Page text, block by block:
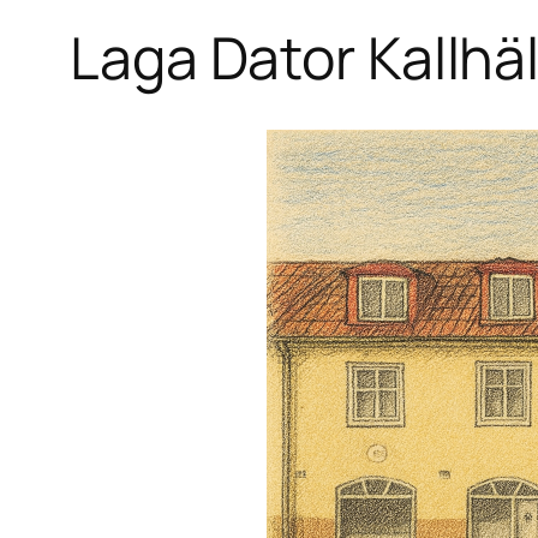
Laga Dator